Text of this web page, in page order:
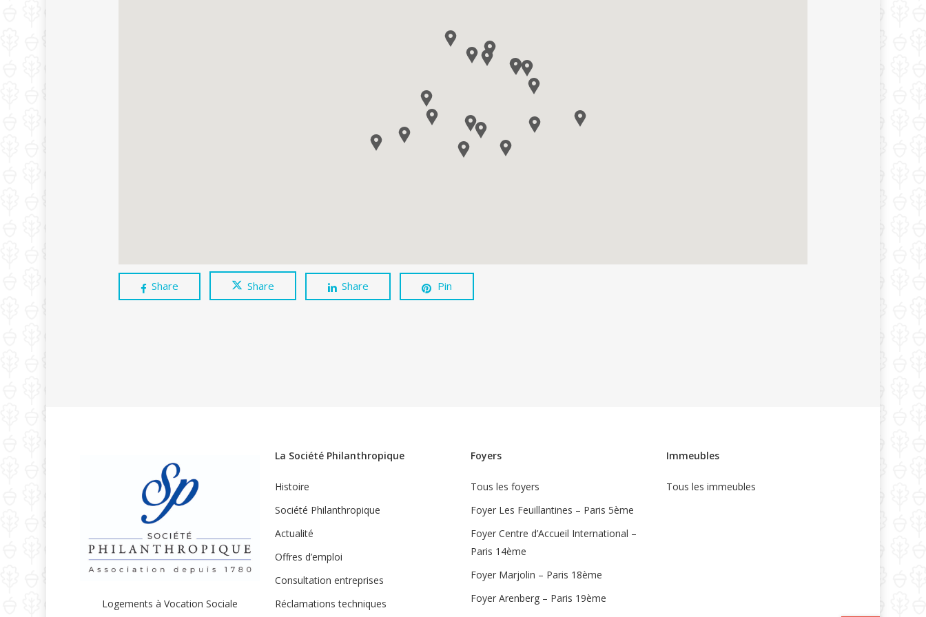
Share Share Share Pin
Logements à Vocation Sociale
La Société Philanthropique
Histoire
Société Philanthropique
Actualité
Offres d’emploi
Consultation entreprises
Réclamations techniques
Foyers
Tous les foyers
Foyer Les Feuillantines – Paris 5ème
Foyer Centre d’Accueil International –
Paris 14ème
Foyer Marjolin – Paris 18ème
Foyer Arenberg – Paris 19ème
Immeubles
Tous les immeubles